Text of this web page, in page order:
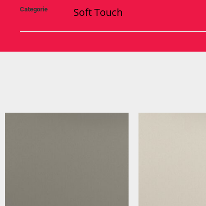
Categorie Soft Touch